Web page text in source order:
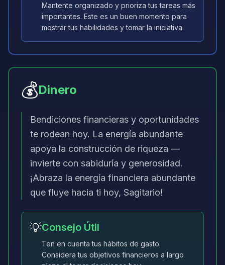
Mantente organizado y prioriza tus tareas más
importantes. Este es un buen momento para
mostrar tus habilidades y tomar la iniciativa.
💰Dinero
Bendiciones financieras y oportunidades
te rodean hoy. La energía abundante
apoya la construcción de riqueza —
invierte con sabiduría y generosidad.
¡Abraza la energía financiera abundante
que fluye hacia ti hoy, Sagitario!
💡Consejo Útil
Ten en cuenta tus hábitos de gasto.
Considera tus objetivos financieros a largo